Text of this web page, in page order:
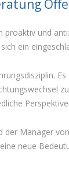
proaktiv und
ein
der Manager
neue